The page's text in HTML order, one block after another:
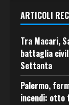
ARTICOLI
Tra Macari,
battaglia
Settanta
Palermo,
incendi: otto